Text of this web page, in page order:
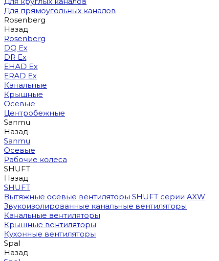
Для прямоугольных каналов
Rosenberg
Назад
Rosenberg
DQ Ex
DR Ex
EHAD Ex
ERAD Ex
Канальные
Крышные
Осевые
Центробежные
Sanmu
Назад
Sanmu
Осевые
Рабочие колеса
SHUFT
Назад
SHUFT
Вытяжные осевые вентиляторы SHUFT серии AXW
Звукоизолированные канальные вентиляторы
Канальные вентиляторы
Крышные вентиляторы
Кухонные вентиляторы
Spal
Назад